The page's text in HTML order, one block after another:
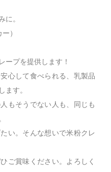
に。
）
ープを提供します！
心して食べられる、乳製品
ます。
もそうでない人も、同じも
い。そんな想いで米粉クレ
ご賞味ください。よろしく